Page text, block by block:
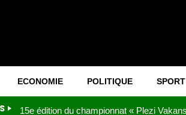
ECONOMIE POLITIQUE SPORT